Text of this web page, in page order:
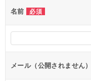
ー
シ
ョ
ン
名前 必須
メール（公開されません）